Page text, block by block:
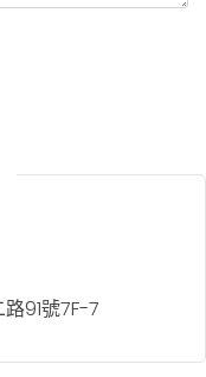
91號7F-7